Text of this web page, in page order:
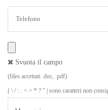
Svuota il campo
(files accettati .doc, .pdf)
( \ / : . < > * ? " | sono caratteri non